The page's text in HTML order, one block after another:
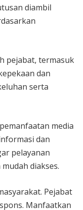
diambil
pejabat, termasuk
dan
serta
media
dan
pelayanan
diakses.
Pejabat
Manfaatkan